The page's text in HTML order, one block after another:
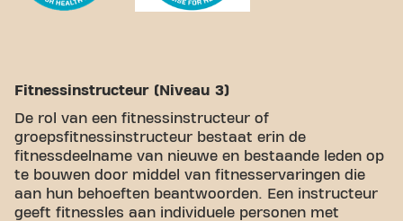
Fitnessinstructeur (Niveau 3)
De rol van een fitnessinstructeur of
groepsfitnessinstructeur bestaat erin de
fitnessdeelname van nieuwe en bestaande leden op
te bouwen door middel van fitnesservaringen die
aan hun behoeften beantwoorden. Een instructeur
geeft fitnessles aan individuele personen met